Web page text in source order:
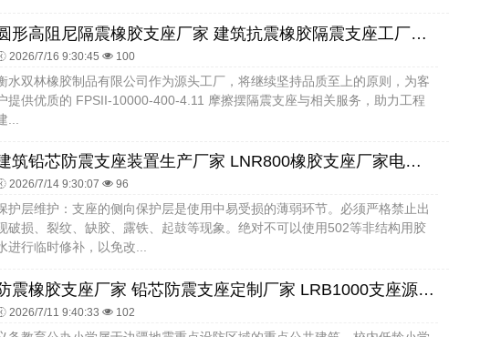
圆形高阻尼隔震橡胶支座厂家 建筑抗震橡胶隔震支座工厂源头工厂 LNR1400天然橡胶隔震支座多少钱
2026/7/16 9:30:45 100
水双林橡胶制品有限公司作为源头工厂，将继续坚持品质至上的原则，为客
提供优质的 FPSII-10000-400-4.11 摩擦摆隔震支座与相关服务，助力工程
...
建筑铅芯防震支座装置生产厂家 LNR800橡胶支座厂家电话 建筑用隔震支座多少钱
2026/7/14 9:30:07 96
护层维护：支座的侧向保护层是使用中易受损的薄弱环节。必须严格禁止出
破损、裂纹、缺胶、露铁、起鼓等现象。绝对不可以使用502等非结构用胶
进行临时修补，以免改...
防震橡胶支座厂家 铅芯防震支座定制厂家 LRB1000支座源头工厂
2026/7/11 9:40:33 102